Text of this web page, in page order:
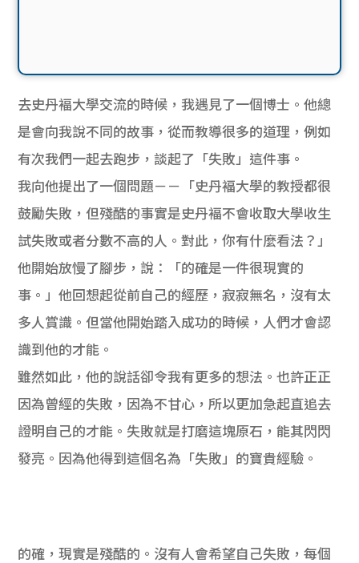
去史丹褔大學交流的時候，我遇見了一個博士。他總
是會向我說不同的故事，從而教導很多的道理，例如
有次我們一起去跑步，談起了「失敗」這件事。
我向他提出了一個問題－－「史丹褔大學的教授都很
鼓勵失敗，但殘酷的事實是史丹褔不會收取大學收生
試失敗或者分數不高的人。對此，你有什麼看法？」
他開始放慢了腳步，說：「的確是一件很現實的
事。」他回想起從前自己的經歷，寂寂無名，沒有太
多人賞識。但當他開始踏入成功的時候，人們才會認
識到他的才能。
雖然如此，他的說話卻令我有更多的想法。也許正正
因為曾經的失敗，因為不甘心，所以更加急起直追去
證明自己的才能。失敗就是打磨這塊原石，能其閃閃
發亮。因為他得到這個名為「失敗」的寶貴經驗。
的確，現實是殘酷的。沒有人會希望自己失敗，每個